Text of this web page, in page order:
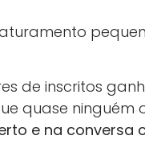
de inscritos
quase ninguém
e na conversa